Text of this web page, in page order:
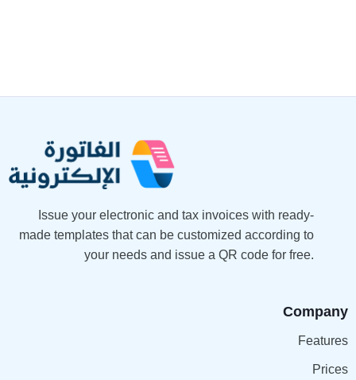
Issue your electronic and tax invoices with ready-
made templates that can be customized according to
your needs and issue a QR code for free.
Company
Features
Prices